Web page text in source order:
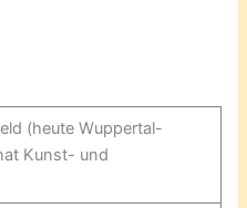
(heute Wuppertal-
Kunst- und